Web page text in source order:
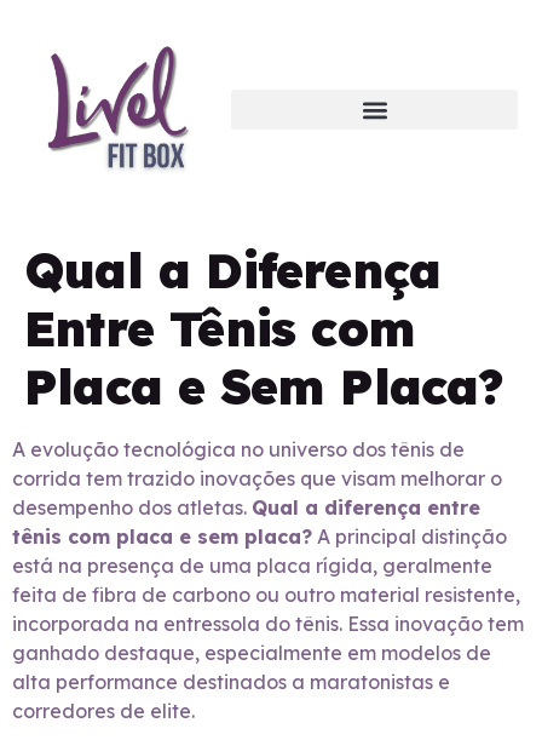
Qual a Diferença
Entre Tênis com
Placa e Sem Placa?
A evolução tecnológica no universo dos tênis de
corrida tem trazido inovações que visam melhorar o
desempenho dos atletas. Qual a diferença entre
tênis com placa e sem placa? A principal distinção
está na presença de uma placa rígida, geralmente
feita de fibra de carbono ou outro material resistente,
incorporada na entressola do tênis. Essa inovação tem
ganhado destaque, especialmente em modelos de
alta performance destinados a maratonistas e
corredores de elite.